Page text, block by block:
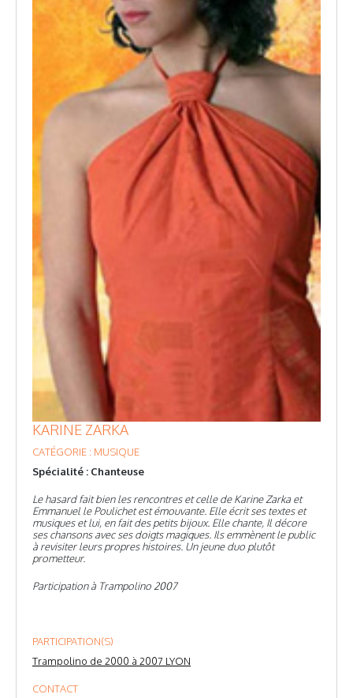
KARINE ZARKA
CATÉGORIE : MUSIQUE
Spécialité : Chanteuse
Le hasard fait bien les rencontres et celle de Karine Zarka et
Emmanuel le Poulichet est émouvante. Elle écrit ses textes et
musiques et lui, en fait des petits bijoux. Elle chante, Il décore
ses chansons avec ses doigts magiques. Ils emmènent le public
à revisiter leurs propres histoires. Un jeune duo plutôt
prometteur.
Participation à Trampolino 2007
PARTICIPATION(S)
Trampolino de 2000 à 2007 LYON
CONTACT